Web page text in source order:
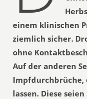
einem klinischen
ziemlich sicher.
ohne
Auf der anderen
Impfdurchbrüche,
lassen. Diese